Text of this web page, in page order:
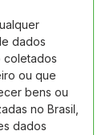
dados
coletados
ou que
bens ou
no Brasil,
dados